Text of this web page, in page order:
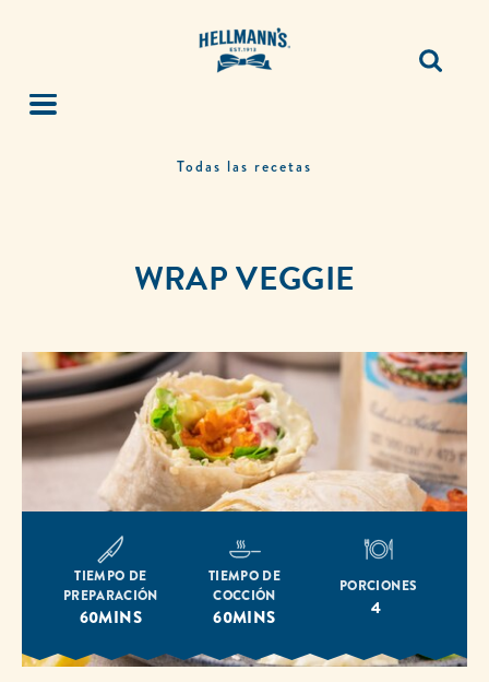
Todas las recetas
WRAP VEGGIE
TIEMPO DE
PREPARACIÓN
60MINS
TIEMPO DE
COCCIÓN
60MINS
PORCIONES
4